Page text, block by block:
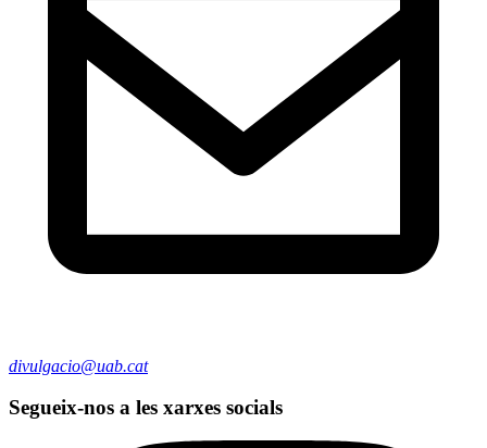
divulgacio@uab.cat
Segueix-nos a les xarxes socials